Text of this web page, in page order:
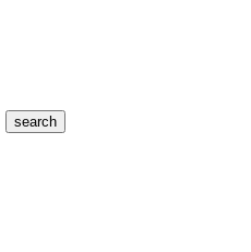
search